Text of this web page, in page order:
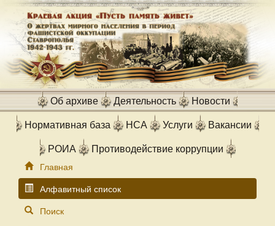
Об архиве Деятельность Новости
Нормативная база НСА Услуги Вакансии
РОИА Противодействие коррупции
Главная
Алфавитный список
Поиск